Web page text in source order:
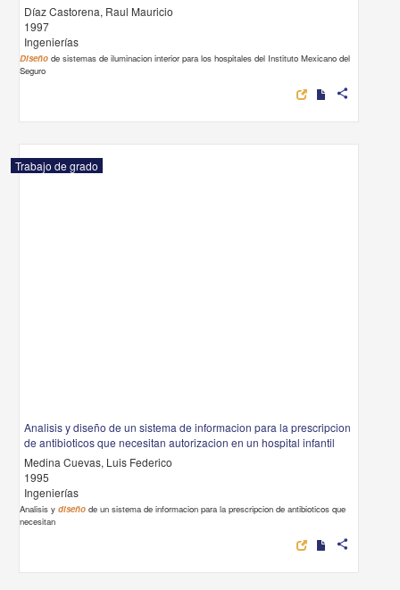
Díaz Castorena, Raul Mauricio
1997
Ingenierías
Diseño de sistemas de iluminacion interior para los hospitales del Instituto Mexicano del
Seguro
share
Trabajo de grado
Analisis y diseño de un sistema de informacion para la prescripcion
de antibioticos que necesitan autorizacion en un hospital infantil
Medina Cuevas, Luis Federico
1995
Ingenierías
Analisis ydiseño de un sistema de informacion para la prescripcion de antibioticos que
necesitan
share